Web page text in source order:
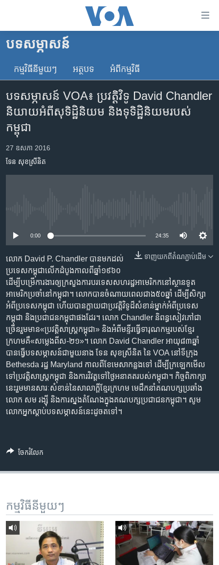
គេហទំព័រ​
និង​
ចូល​
ទំព័រ​
ព័ត៌មាន​​
ម្តង
រំលង​
និង​
សម្ព័ន្ធ​
រំលង​
និង​
ចូល​
ទៅ​
កាន់​
ទំព័រ​
ស្វែង​
រក
កម្ពុជា
អន្តរជាតិ
ចិន
ហេឡូវីអូអេ
កម្ពុជាច្នៃប្រតិដ្ឋ
ព្រឹត្តិការណ៍ព័ត៌មាន
ទូរទស្សន៍ / វីដេអូ​
Khmer English
បណ្តាញ​សង្គម
ភាសា
បទ​សម្ភាសន៍
កម្មវិធី​នីមួយៗ អត្ថបទ​ អំពី​កម្មវិធី​
បទ​សម្ភាសន៍ VOA៖ ប្រវត្តិវិទូ David Chandler
និយាយ​អំពី​សុទិដ្ឋិនិយម និង​ទុទិដ្ឋិនិយម​របស់​
កម្ពុជា
27 ឧសភា 2016
ទែន សុខស្រីនិត
0:00 24:35
ទាញ​យក​ពី​តំណភ្ជាប់​ដើម
លោក David P. Chandler បាន​មកដល់​
ប្រទេស​កម្ពុជា​លើក​ដំបូង​កាលពី​ឆ្នាំ១៩៦០
ដើម្បី​បម្រើ​ការងារ​ឲ្យ​ក្រសួងការ​បរទេស​សហរដ្ឋ​អាមេរិកក​នៅ​ស្ថានទូត​
អាមេរិក​ប្រចាំ​នៅ​កម្ពុជា។ លោក​បាន​ចំណាយ​ពេល​ជាង​៥០ឆ្នាំ ​ដើម្បី​សិក្សា​
អំពី​ប្រទេស​កម្ពុជា ហើយ​បាន​ក្លាយ​ជា​ប្រវត្តិវិទូ​ដ៏​សំខាន់​ម្នាក់​អំពី​ប្រទេស​
កម្ពុជា ​និង​ប្រជាជន​កម្ពុជា​ផងដែរ។ លោក Chandler និពន្ធ​សៀវភៅ​ជា​
ច្រើន​រួមមាន​«ប្រវត្តិសាស្ត្រ​កម្ពុជា» និង​អំពី​មន្ទីរ​ធ្វើ​ទារុណកម្ម​របស់​ខ្មែរ​
ក្រហម​គឺ​«សម្លេងពី​ស-២១»។ លោក David Chandler ​អាយុ​៨៣ឆ្នាំ
បាន​ធ្វើ​បទសម្ភាសន៍​ជាមួយ​នាង ទែន សុខស្រីនិត នៃ VOA នៅ​ទីក្រុង
Bethesda រដ្ឋ Maryland កាលពី​ខែ​មេសា​កន្លងទៅ​ ដើម្បី​ក្រឡេក​មើល​
ទៅ​ប្រវត្តិសាស្ត្រ​កម្ពុជា និង​ការ​វិវត្ត​ទៅ​ថ្ងៃ​អនាគត​របស់​កម្ពុជា។ កិច្ច​ពិភាក្សា​
នេះ​រួមមាន​សារៈសំខាន់​នៃ​សាលាក្តី​ខ្មែរ​ក្រហម មេ​ដឹកនាំ​គណបក្ស​ប្រឆាំង​
លោក សម រង្ស៊ី និង​ការ​ស្នង​តំណែង​ក្នុង​គណបក្ស​ប្រជាជន​កម្ពុជា។ សូម​
លោក​អ្នក​ស្តាប់​បទ​សម្ភាសន៍​នេះ​ដូច​តទៅ។
ចែករំលែក
កម្មវិធី​នីមួយៗ